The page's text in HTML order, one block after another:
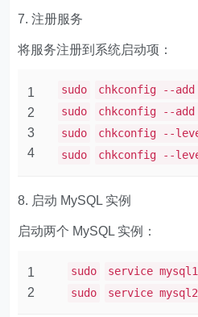
7. 注册服务
将服务注册到系统启动项：
1
2
3
4
sudo
chkconfig --add
sudo
chkconfig --add
sudo
chkconfig --
sudo
chkconfig --
8. 启动 MySQL 实例
启动两个 MySQL 实例：
1
2
sudo
service
sudo
service